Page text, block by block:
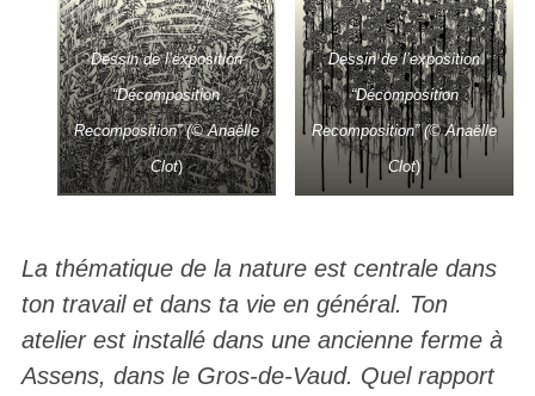
Dessin de l’exposition
“Décomposition
Recomposition” (© Anaëlle
Clot)
Dessin de l’exposition
“Décomposition
Recomposition” (© Anaëlle
Clot)
La thématique de la nature est centrale dans
ton travail et dans ta vie en général. Ton
atelier est installé dans une ancienne ferme à
Assens, dans le Gros-de-Vaud. Quel rapport